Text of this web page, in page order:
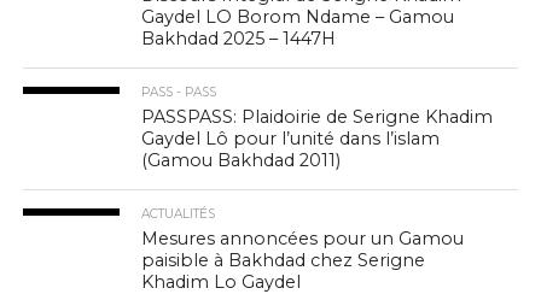
Gaydel LO Borom Ndame – Gamou
Bakhdad 2025 – 1447H
PASS - PASS
PASSPASS: Plaidoirie de Serigne Khadim
Gaydel Lô pour l’unité dans l’islam
(Gamou Bakhdad 2011)
ACTUALITÉS
Mesures annoncées pour un Gamou
paisible à Bakhdad chez Serigne
Khadim Lo Gaydel